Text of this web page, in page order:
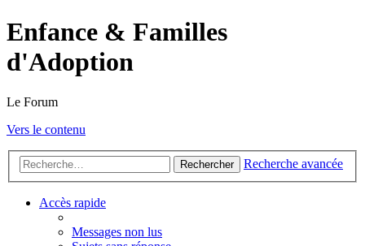
Enfance & Familles
d'Adoption
Le Forum
Vers le contenu
Rechercher Recherche avancée
Accès rapide
Messages non lus